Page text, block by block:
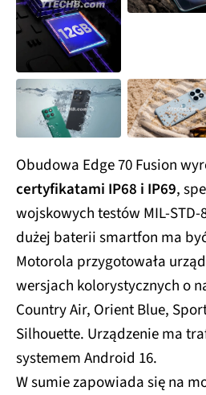
Obudowa Edge 70 Fusion
certyfikatami IP68 i IP69,
wojskowych testów MIL-
dużej baterii smartfon ma
Motorola przygotowała
wersjach kolorystycznych o
Country Air, Orient Blue,
Silhouette. Urządzenie ma
systemem Android 16.
W sumie zapowiada się na